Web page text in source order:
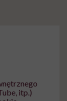
itp.)